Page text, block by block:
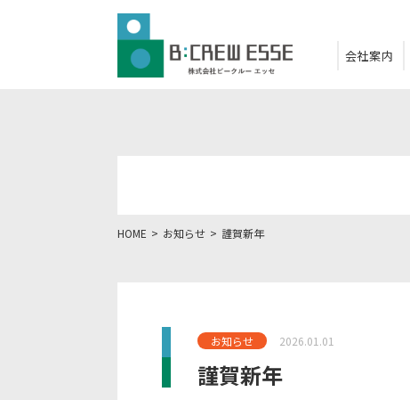
会社案内
HOME お知らせ 謹賀新年
お知らせ 2026.01.01
謹賀新年